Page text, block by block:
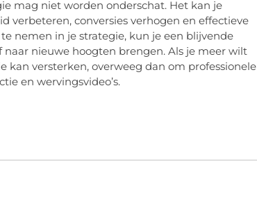
mag niet worden onderschat. Het kan je
conversies verhogen en effectieve
nemen in je strategie, kun je een blijvende
nieuwe hoogten brengen. Als je meer wilt
kan versterken, overweeg dan om professionele
en wervingsvideo’s.